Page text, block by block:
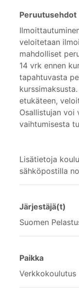
Peruutusehdot
veloitetaan
mahdolliset
14 vrk ennen
tapahtuvasta
etukäteen,
Osallistujan voi
vaihtumisesta
Lisätietoja
sähköpostilla
Järjestäjä(t)
Suomen
Paikka
Verkkokoulutus